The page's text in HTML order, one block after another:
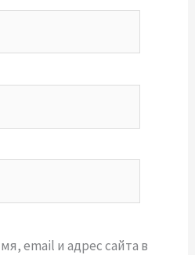
email и адрес сайта в